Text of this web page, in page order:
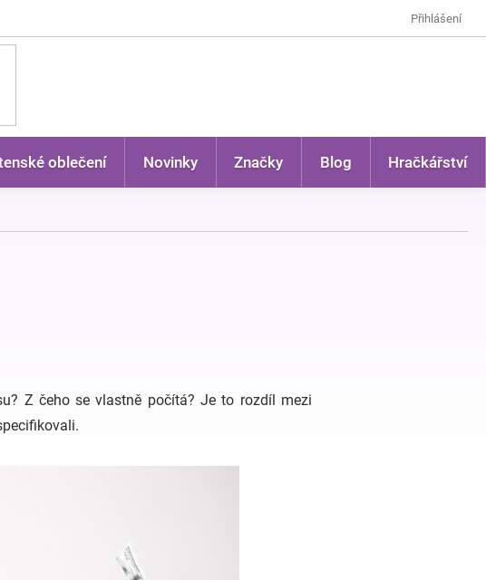
Přihlášení
oblečení Novinky Značky Blog Hračkářství
Z čeho se vlastně počítá? Je to rozdíl mezi